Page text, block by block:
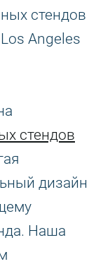
стендов
Angeles
стендов
дизайн
Наша